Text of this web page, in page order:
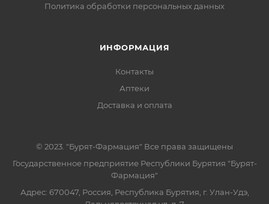
Политика обработки персональных данных
ИНФОРМАЦИЯ
Контакты
Аптеки
Доставка и оплата
© 2023. "Бурят-Фармация" Все права защищены
Государственное предприятие Республики Бурятия "Бурят-
Фармация"
Адрес: 670047, Россия, Республика Бурятия, г. Улан-Удэ,